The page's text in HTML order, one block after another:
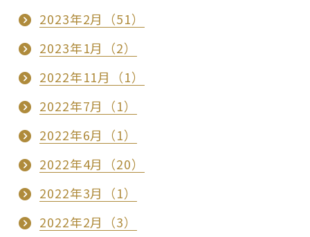
2023年2月（51）
2023年1月（2）
2022年11月（1）
2022年7月（1）
2022年6月（1）
2022年4月（20）
2022年3月（1）
2022年2月（3）